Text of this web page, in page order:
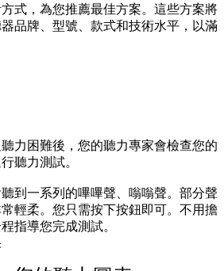
式，為您推薦最佳方案。這些方案將
品牌、型號、款式和技術水平，以滿
力困難後，您的聽力專家會檢查您的
聽力測試。
到一系列的嗶嗶聲、嗡嗡聲。部分聲
輕柔。您只需按下按鈕即可。不用擔
指導您完成測試。